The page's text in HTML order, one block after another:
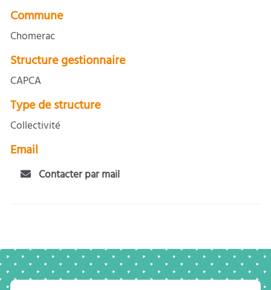
Commune
Chomerac
Structure gestionnaire
CAPCA
Type de structure
Collectivité
Email
Contacter par mail